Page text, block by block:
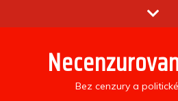
to
Bez cenzury a